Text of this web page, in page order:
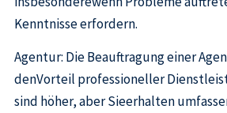
Kenntnisse erfordern.
Agentur: Die Beauftragung einer
denVorteil professioneller
sind höher, aber Sieerhalten